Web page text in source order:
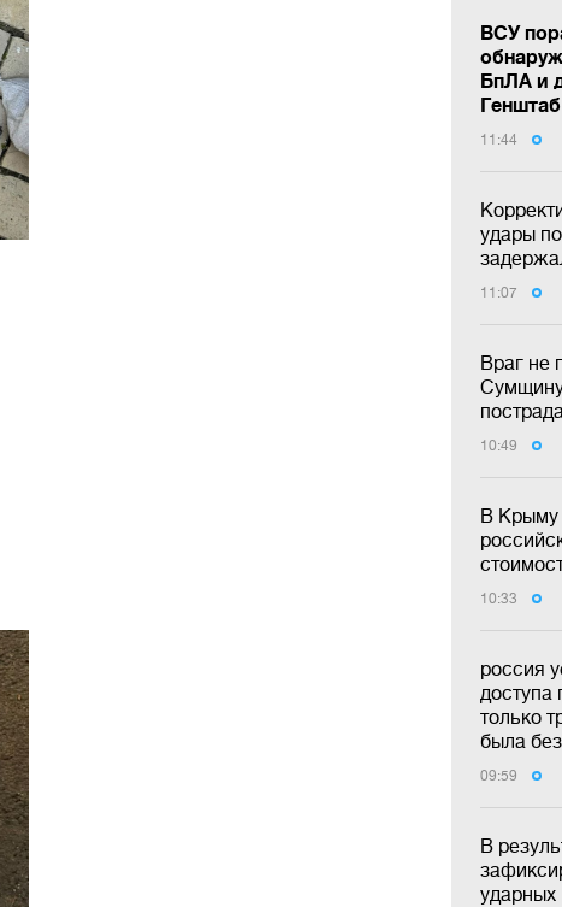
ВСУ
БпЛА и
Генштаб
11:44
удары
11:07
Враг не
10:49
В Крыму
10:33
россия
доступа
только
была
09:59
В